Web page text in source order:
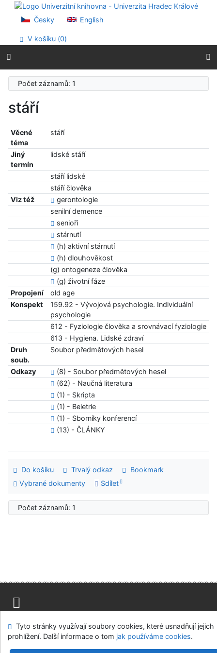
Přejít na obsah
Přejít na menu
Prohlášení o webové přístupnosti
Česky English
V košíku (0)
Počet záznamů: 1
stáří
Věcné
téma
stáří
Jiný
termín
lidské stáří
stáří lidské
stáří člověka
Viz též
gerontologie
senilní demence
senioři
stárnutí
(h) aktivní stárnutí
(h) dlouhověkost
(g) ontogeneze člověka
(g) životní fáze
Propojení
old age
Konspekt
159.92 - Vývojová psychologie. Individuální
psychologie
612 - Fyziologie člověka a srovnávací fyziologie
613 - Hygiena. Lidské zdraví
Druh
soub.
Soubor předmětových hesel
Odkazy
(8) - Soubor předmětových hesel
(62) - Naučná literatura
(1) - Skripta
(1) - Beletrie
(1) - Sborníky konferencí
(13) - ČLÁNKY
Do košíku Trvalý odkaz
Bookmark
Vybrané dokumenty
Sdílet
Počet záznamů: 1
Modul OpenSearch
Napište nám Nastavení cookies
Tyto stránky využívají soubory cookies, které usnadňují jejich
prohlížení. Další informace o tom jak používáme cookies.